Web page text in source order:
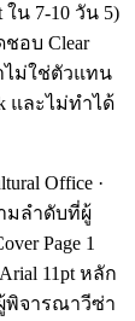
น 7-10 วัน 5)
อบ Clear
ไม่ใช่ตัวแทน
และไม่ทำได้
Office ·
ามลำดับที่ผู้
Page 1
11pt หลัก
พิจารณาวีซ่า